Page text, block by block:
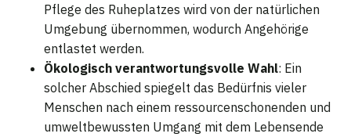
Pflege des Ruheplatzes wird von der natürlichen
Umgebung übernommen, wodurch Angehörige
entlastet werden.
Ökologisch verantwortungsvolle Wahl: Ein
solcher Abschied spiegelt das Bedürfnis vieler
Menschen nach einem ressourcenschonenden und
umweltbewussten Umgang mit dem Lebensende